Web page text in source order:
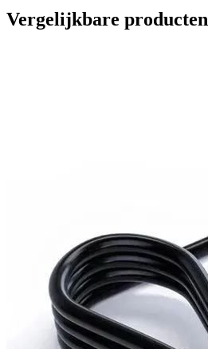
Vergelijkbare producten